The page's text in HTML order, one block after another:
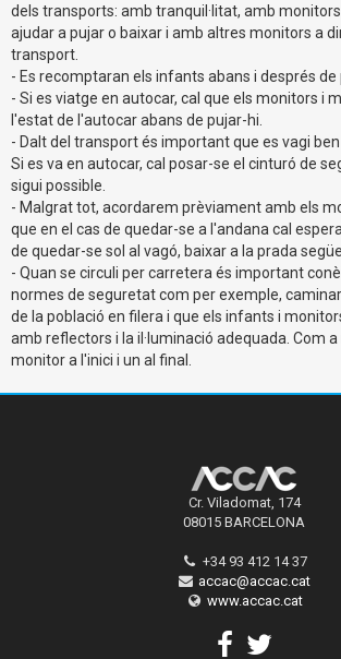
dels transports: amb tranquil·litat, amb
ajudar a pujar o baixar i amb altres monitors a
transport.
- Es recomptaran els infants abans i després de
- Si es viatge en autocar, cal que els monitors i
l'estat de l'autocar abans de pujar-hi.
- Dalt del transport és important que es vagi
Si es va en autocar, cal posar-se el cinturó de
sigui possible.
- Malgrat tot, acordarem prèviament amb els
que en el cas de quedar-se a l'andana cal
de quedar-se sol al vagó, baixar a la prada
- Quan se circuli per carretera és important
normes de seguretat com per exemple,
de la població en filera i que els infants i
amb reflectors i la il·luminació adequada. Com
monitor a l'inici i un al final.
Cr. Viladomat, 174
08015 BARCELONA
+34 93 412 14 37
accac@accac.cat
www.accac.cat